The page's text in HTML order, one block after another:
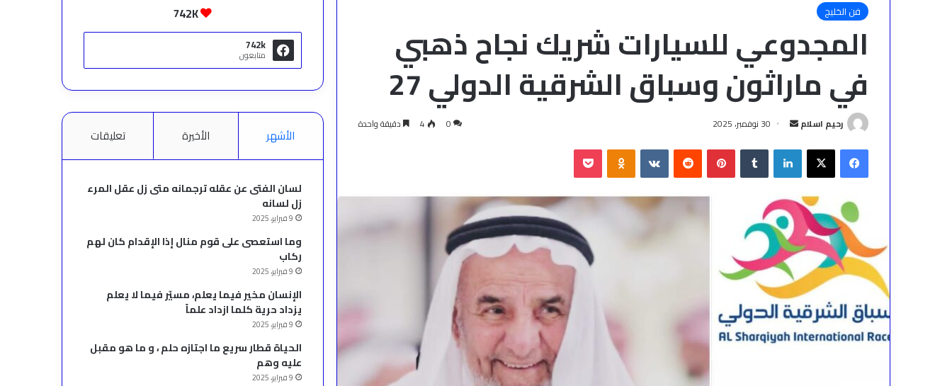
فن الخليج
المجدوعي للسيارات شريك نجاح ذهبي
في ماراثون وسباق الشرقية الدولي 27
رحيم اسلام
أرسل
إلكترونيا
30 نوفمبر، 2025 0
4 دقيقة واحدة
فيسبوك‫X لينكدإن بينتيريست Odnoklassniki
‫Pocket
742K
742k
متابعون
الأشهر الأخيرة تعليقات
لسان الفتى عن عقله ترجمانه متى زل عقل المرء
زل لسانه
9 فبراير، 2025
وما استعصى على قوم منال إذا الإقدام كان لهم
ركاب
9 فبراير، 2025
الإنسان مخير فيما يعلم، مسيّر فيما لا يعلم
يزداد حرية كلما ازداد علماً
9 فبراير، 2025
الحياة قطار سريع ما اجتازه حلم ، و ما هو مقبل
عليه وهم
9 فبراير، 2025